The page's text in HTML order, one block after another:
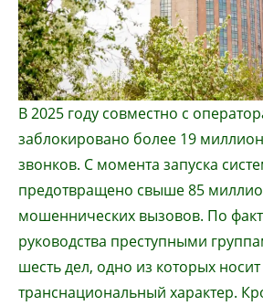
В 2025 году совместно с
заблокировано более 19
звонков. С момента запуска
предотвращено свыше 85
мошеннических вызовов. По
руководства преступными
шесть дел, одно из которых носит
транснациональный характер.